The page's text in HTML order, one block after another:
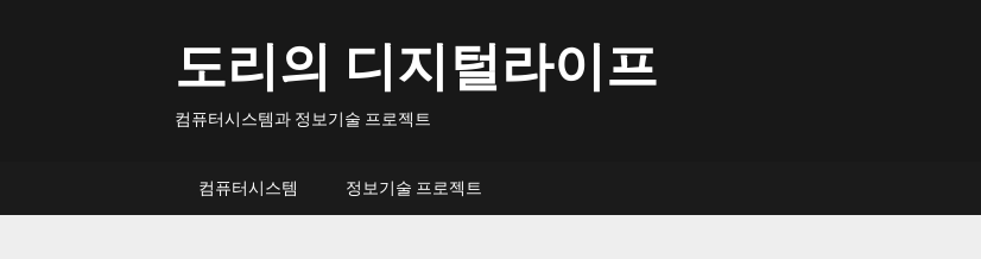
도리의 디지털라이프
컴퓨터시스템과 정보기술 프로젝트
컴퓨터시스템 정보기술 프로젝트